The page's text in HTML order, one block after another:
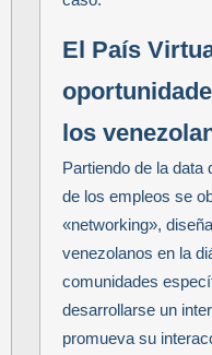
El País
los
Partiendo de la data
de los empleos se
«networking»,
venezolanos en la
comunidades
desarrollarse un
promueva su